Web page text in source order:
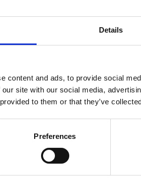
Details
content and ads, to provide social
site with our social media,
to them or that they’ve
Preferences